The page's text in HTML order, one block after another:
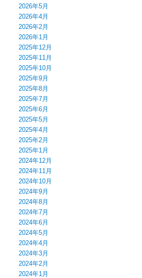
2026年5月
2026年4月
2026年2月
2026年1月
2025年12月
2025年11月
2025年10月
2025年9月
2025年8月
2025年7月
2025年6月
2025年5月
2025年4月
2025年2月
2025年1月
2024年12月
2024年11月
2024年10月
2024年9月
2024年8月
2024年7月
2024年6月
2024年5月
2024年4月
2024年3月
2024年2月
2024年1月